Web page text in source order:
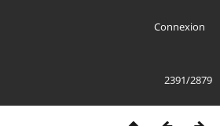
Connexion
2391/2879